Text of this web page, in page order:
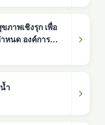
ภาพเชิงรุก เพื่อ
หนด องค์การ
อทองใต้
ำ